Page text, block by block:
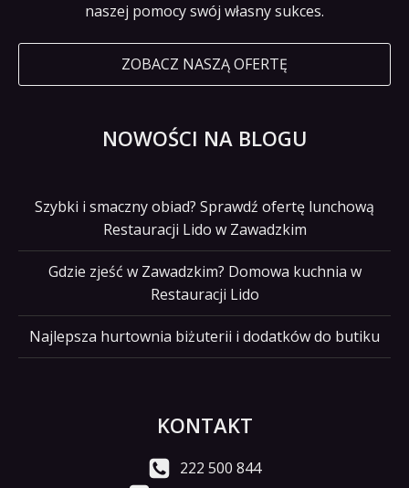
naszej pomocy swój własny sukces.
ZOBACZ NASZĄ OFERTĘ
NOWOŚCI NA BLOGU
Szybki i smaczny obiad? Sprawdź ofertę lunchową
Restauracji Lido w Zawadzkim
Gdzie zjeść w Zawadzkim? Domowa kuchnia w
Restauracji Lido
Najlepsza hurtownia biżuterii i dodatków do butiku
KONTAKT
222 500 844